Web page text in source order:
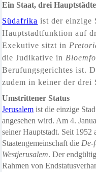
Ein Staat, drei Hauptstädte
Südafrika ist der einzige
Hauptstadtfunktion auf
Exekutive sitzt in
die Judikative in
Berufungsgerichtes ist.
zudem in keiner der drei
Umstrittener Status
Jerusalem ist die einzige
angesehen wird. Am 4.
seiner Hauptstadt. Seit 1952
Staatengemeinschaft die De-
Westjerusalem. Der
Rahmen von